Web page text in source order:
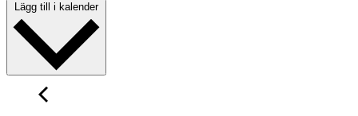
Lägg till i kalender